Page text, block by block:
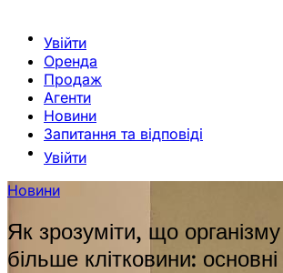
Увійти
Оренда
Продаж
Агенти
Новини
Запитання та відповіді
Увійти
Новини
Як зрозуміти, що
більше клітковини: